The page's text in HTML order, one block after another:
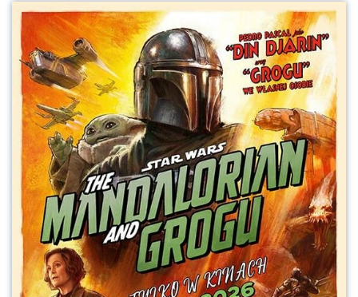
Kliknij, aby powiększyć